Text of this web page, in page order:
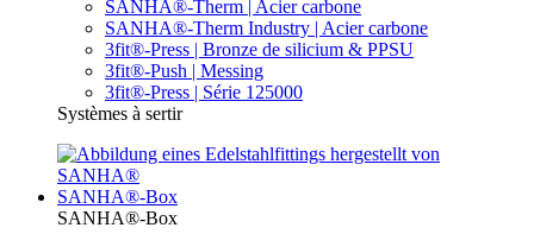
SANHA®-Therm | Acier carbone
SANHA®-Therm Industry | Acier carbone
3fit®-Press | Bronze de silicium & PPSU
3fit®-Push | Messing
3fit®-Press | Série 125000
Systèmes à sertir
SANHA®-Box
SANHA®-Box